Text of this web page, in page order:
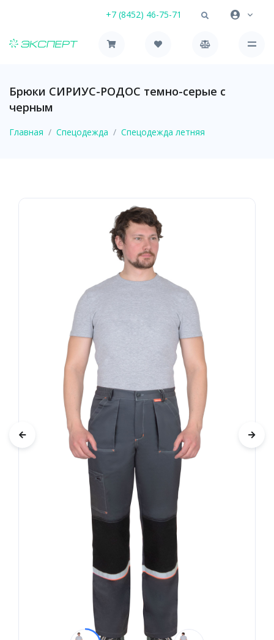
+7 (8452) 46-75-71
Брюки СИРИУС-РОДОС темно-серые с
черным
Главная Спецодежда Спецодежда летняя